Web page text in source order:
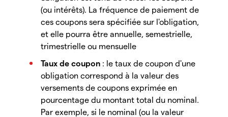
(ou intérêts). La fréquence de paiement de
ces coupons sera spécifiée sur l'obligation,
et elle pourra être annuelle, semestrielle,
trimestrielle ou mensuelle
Taux de coupon : le taux de coupon d'une
obligation correspond à la valeur des
versements de coupons exprimée en
pourcentage du montant total du nominal.
Par exemple, si le nominal (ou la valeur